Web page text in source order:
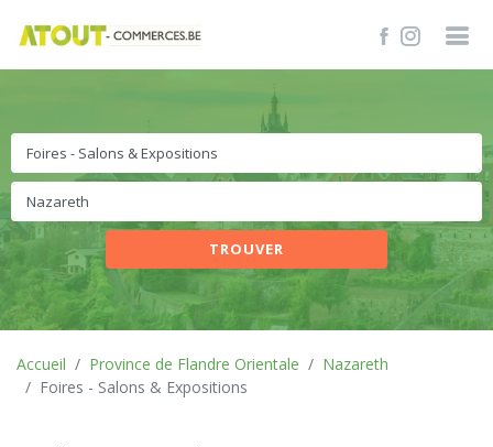
TROUVER
Accueil Province de Flandre Orientale
Nazareth
Foires - Salons & Expositions